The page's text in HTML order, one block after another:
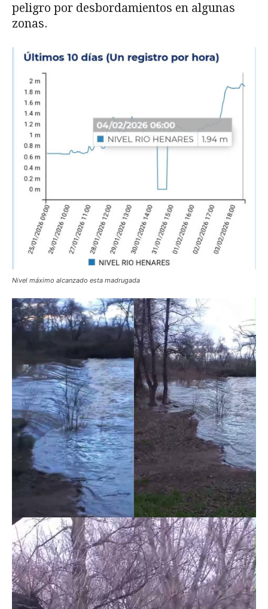
peligro por desbordamientos en algunas
zonas.
Nivel máximo alcanzado esta madrugada